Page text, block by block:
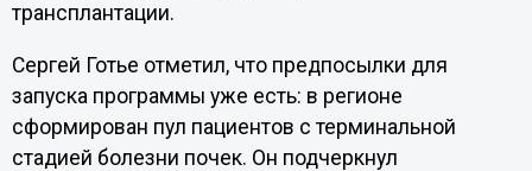
трансплантации.
Сергей Готье отметил, что предпосылки для
запуска программы уже есть: в регионе
сформирован пул пациентов с терминальной
стадией болезни почек. Он подчеркнул